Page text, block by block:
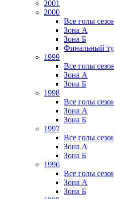
2001
2000
Все голы
Зона А
Зона Б
Финальный
1999
Все голы
Зона А
Зона Б
1998
Все голы
Зона А
Зона Б
1997
Все голы
Зона А
Зона Б
1996
Все голы
Зона А
Зона Б